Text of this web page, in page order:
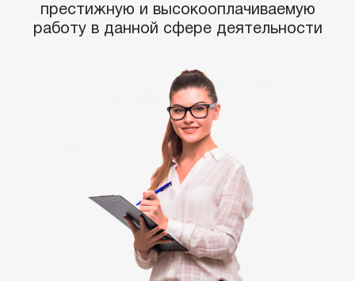
престижную и высокооплачиваемую
работу в данной сфере деятельности